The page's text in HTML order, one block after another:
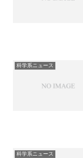
科学系ニュース
科学系ニュース